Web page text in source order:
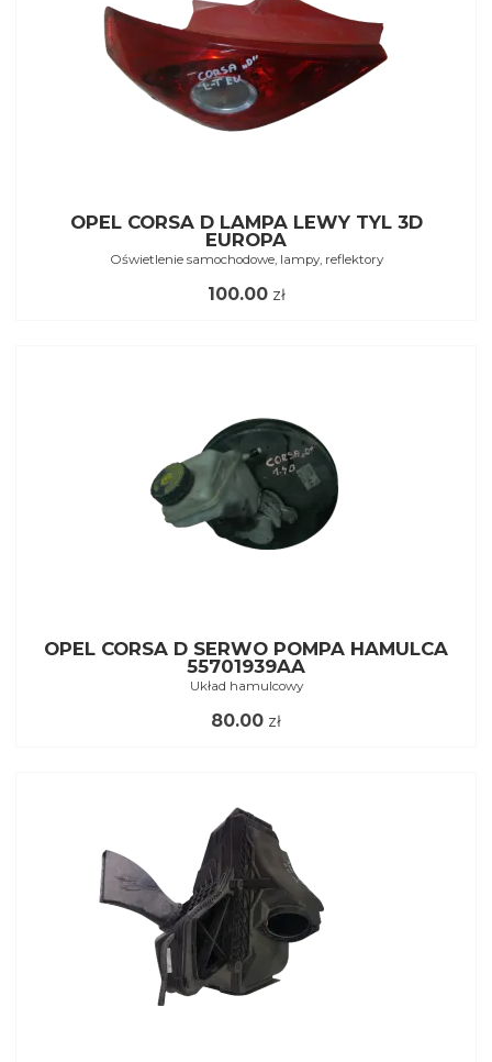
OPEL CORSA D LAMPA LEWY TYL 3D
EUROPA
Oświetlenie samochodowe, lampy, reflektory
100.00zł
OPEL CORSA D SERWO POMPA HAMULCA
55701939AA
Układ hamulcowy
80.00 zł